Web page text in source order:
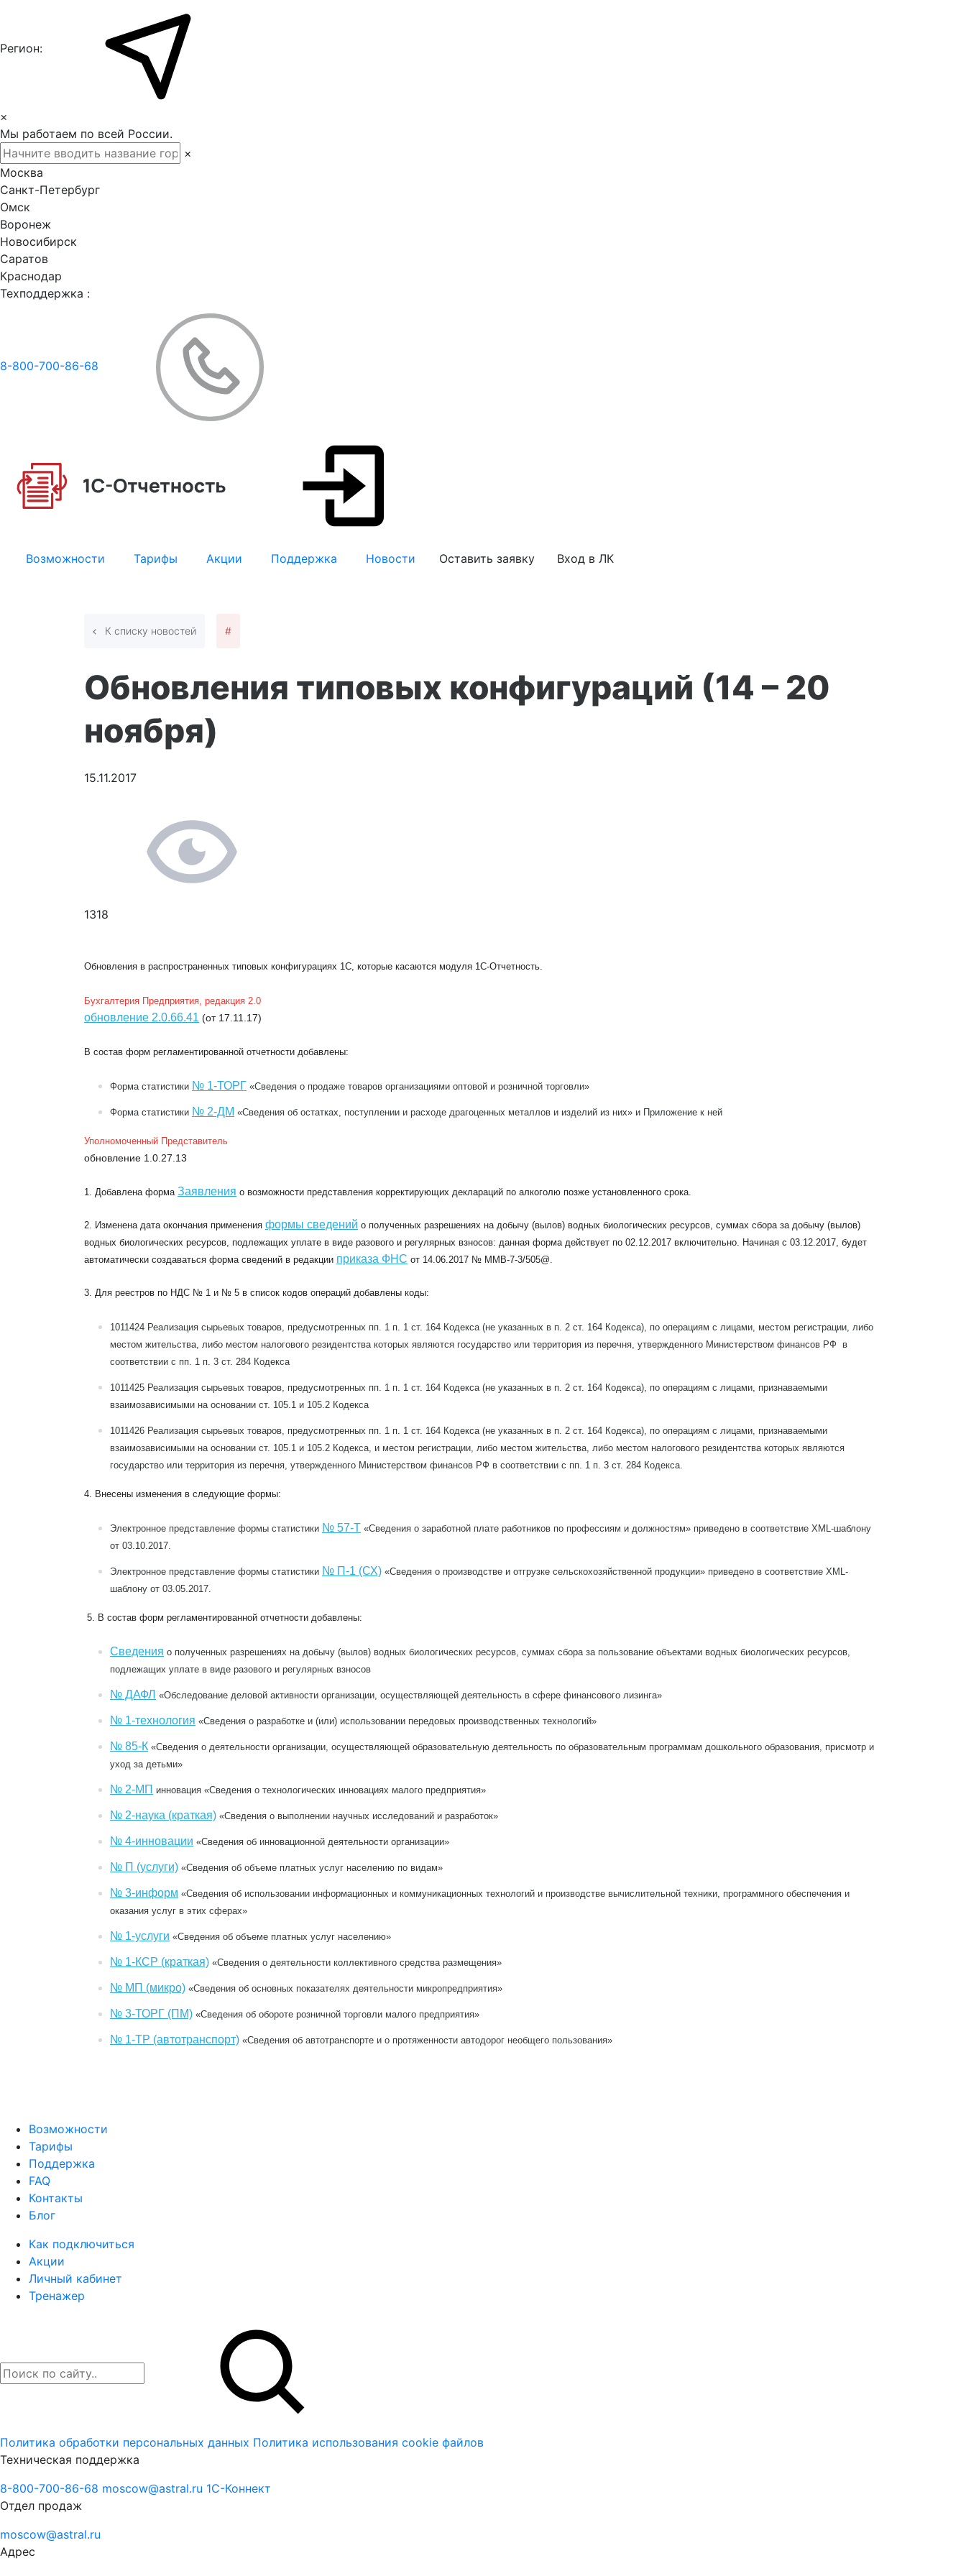
Регион:
×
Мы работаем по всей России.
×
Москва
Санкт-Петербург
Омск
Воронеж
Новосибирск
Саратов
Краснодар
Техподдержка :
8-800-700-86-68
Возможности Тарифы Акции Поддержка Новости Оставить заявку Вход в ЛК
К списку новостей #
Обновления типовых конфигураций (14 – 20
ноября)
15.11.2017
1318
Обновления в распространенных типовых конфигурациях 1C, которые касаются модуля 1С-Отчетность.
Бухгалтерия Предприятия, редакция 2.0
обновление 2.0.66.41 (от 17.11.17)
В состав форм регламентированной отчетности добавлены:
Форма статистики № 1-ТОРГ «Сведения о продаже товаров организациями оптовой и розничной торговли»
Форма статистики № 2-ДМ «Сведения об остатках, поступлении и расходе драгоценных металлов и изделий из них» и Приложение к ней
Уполномоченный Представитель
обновление 1.0.27.13
1. Добавлена форма Заявления о возможности представления корректирующих деклараций по алкоголю позже установленного срока.
2. Изменена дата окончания применения формы сведений о полученных разрешениях на добычу (вылов) водных биологических ресурсов, суммах сбора за добычу (вылов)
водных биологических ресурсов, подлежащих уплате в виде разового и регулярных взносов: данная форма действует по 02.12.2017 включительно. Начиная с 03.12.2017, будет
автоматически создаваться форма сведений в редакции приказа ФНС от 14.06.2017 № ММВ-7-3/505@.
3. Для реестров по НДС № 1 и № 5 в список кодов операций добавлены коды:
1011424 Реализация сырьевых товаров, предусмотренных пп. 1 п. 1 ст. 164 Кодекса (не указанных в п. 2 ст. 164 Кодекса), по операциям с лицами, местом регистрации, либо
местом жительства, либо местом налогового резидентства которых являются государство или территория из перечня, утвержденного Министерством финансов РФ в
соответствии с пп. 1 п. 3 ст. 284 Кодекса
1011425 Реализация сырьевых товаров, предусмотренных пп. 1 п. 1 ст. 164 Кодекса (не указанных в п. 2 ст. 164 Кодекса), по операциям с лицами, признаваемыми
взаимозависимыми на основании ст. 105.1 и 105.2 Кодекса
1011426 Реализация сырьевых товаров, предусмотренных пп. 1 п. 1 ст. 164 Кодекса (не указанных в п. 2 ст. 164 Кодекса), по операциям с лицами, признаваемыми
взаимозависимыми на основании ст. 105.1 и 105.2 Кодекса, и местом регистрации, либо местом жительства, либо местом налогового резидентства которых являются
государство или территория из перечня, утвержденного Министерством финансов РФ в соответствии с пп. 1 п. 3 ст. 284 Кодекса.
4. Внесены изменения в следующие формы:
Электронное представление формы статистики № 57-Т «Сведения о заработной плате работников по профессиям и должностям» приведено в соответствие XML-шаблону
от 03.10.2017.
Электронное представление формы статистики № П-1 (СХ) «Сведения о производстве и отгрузке сельскохозяйственной продукции» приведено в соответствие XML-
шаблону от 03.05.2017.
5. В состав форм регламентированной отчетности добавлены:
Сведения о полученных разрешениях на добычу (вылов) водных биологических ресурсов, суммах сбора за пользование объектами водных биологических ресурсов,
подлежащих уплате в виде разового и регулярных взносов
№ ДАФЛ «Обследование деловой активности организации, осуществляющей деятельность в сфере финансового лизинга»
№ 1-технология «Сведения о разработке и (или) использовании передовых производственных технологий»
№ 85-К «Сведения о деятельности организации, осуществляющей образовательную деятельность по образовательным программам дошкольного образования, присмотр и
уход за детьми»
№ 2-МП инновация «Сведения о технологических инновациях малого предприятия»
№ 2-наука (краткая) «Сведения о выполнении научных исследований и разработок»
№ 4-инновации «Сведения об инновационной деятельности организации»
№ П (услуги) «Сведения об объеме платных услуг населению по видам»
№ 3-информ «Сведения об использовании информационных и коммуникационных технологий и производстве вычислительной техники, программного обеспечения и
оказания услуг в этих сферах»
№ 1-услуги «Сведения об объеме платных услуг населению»
№ 1-КСР (краткая) «Сведения о деятельности коллективного средства размещения»
№ МП (микро) «Сведения об основных показателях деятельности микропредприятия»
№ 3-ТОРГ (ПМ) «Сведения об обороте розничной торговли малого предприятия»
№ 1-ТР (автотранспорт) «Сведения об автотранспорте и о протяженности автодорог необщего пользования»
Возможности
Тарифы
Поддержка
FAQ
Контакты
Блог
Как подключиться
Акции
Личный кабинет
Тренажер
Политика обработки персональных данных Политика использования cookie файлов
Техническая поддержка
8-800-700-86-68 moscow@astral.ru 1С-Коннект
Отдел продаж
moscow@astral.ru
Адрес